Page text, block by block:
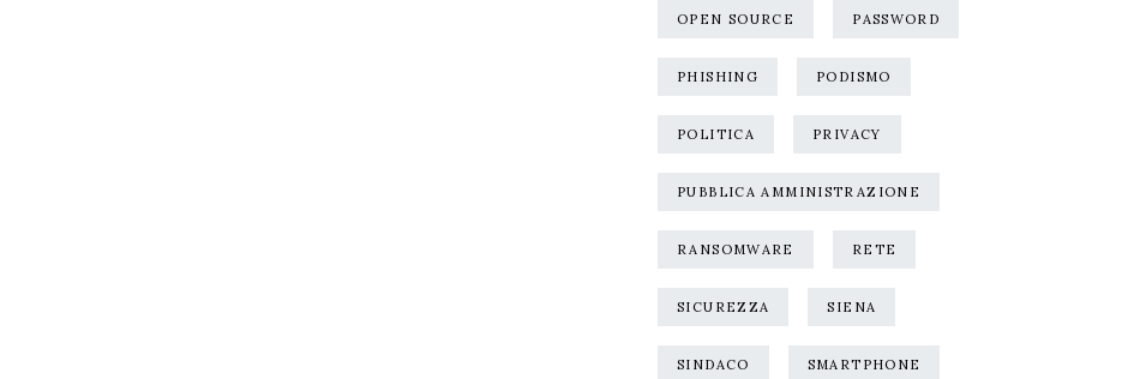
OPEN SOURCE PASSWORD
PHISHING PODISMO
POLITICA PRIVACY
PUBBLICA AMMINISTRAZIONE
RANSOMWARE RETE
SICUREZZA SIENA
SINDACO SMARTPHONE